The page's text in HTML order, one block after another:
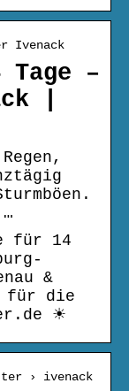
Ivenack
–
|
für 14
&
für die
☀
› ivenack